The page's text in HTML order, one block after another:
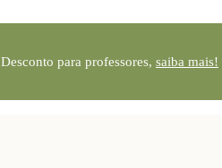
Desconto para professores, saiba mais!